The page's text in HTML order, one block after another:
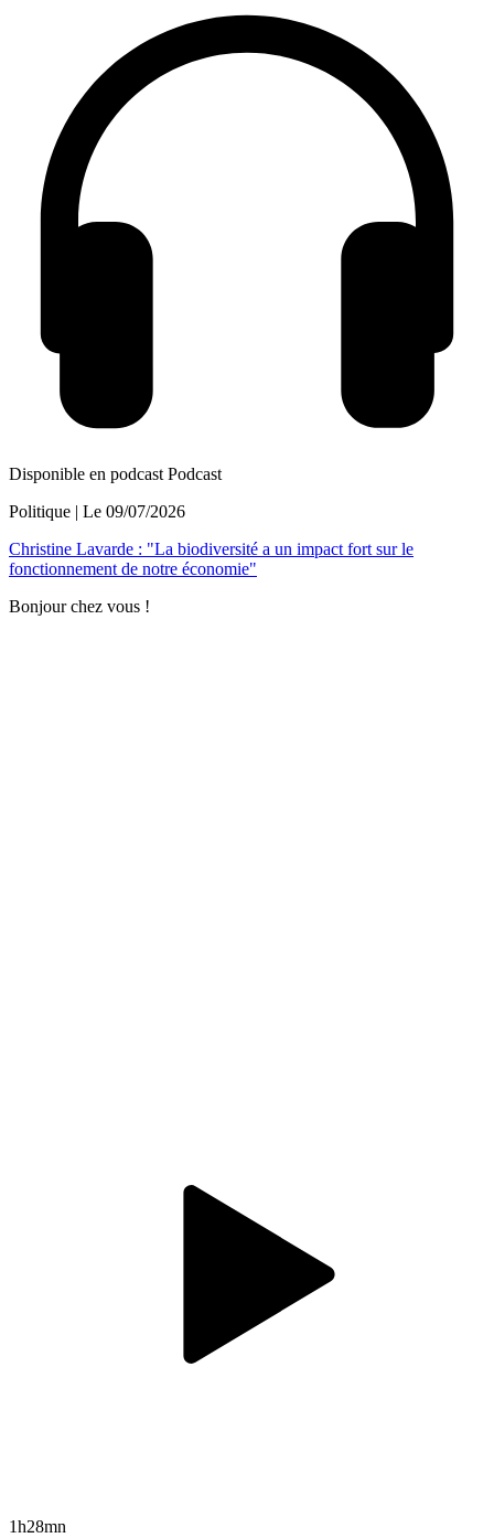
Disponible en podcast Podcast
Politique | Le 09/07/2026
Christine Lavarde : "La biodiversité a un impact fort sur le
fonctionnement de notre économie"
Bonjour chez vous !
1h28mn